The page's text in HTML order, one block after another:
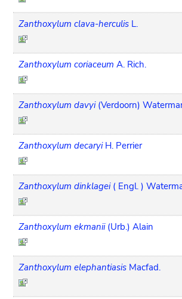
Zanthoxylum clava-herculis L.
Zanthoxylum coriaceum A. Rich.
Zanthoxylum davyi (Verdoorn)
Zanthoxylum decaryi H. Perrier
Zanthoxylum dinklagei ( Engl. )
Zanthoxylum ekmanii (Urb.) Alain
Zanthoxylum elephantiasis Macfad.